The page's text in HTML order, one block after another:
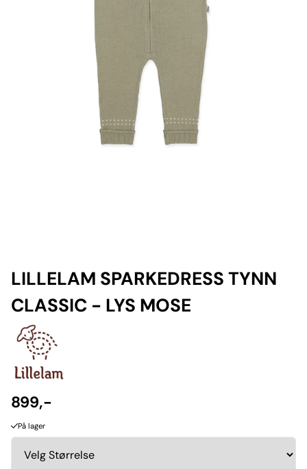
LILLELAM SPARKEDRESS TYNN
CLASSIC - LYS MOSE
899,-
På lager